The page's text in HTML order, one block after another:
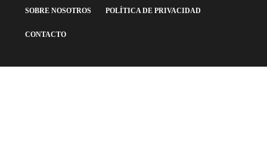
SOBRE NOSOTROS POLÍTICA DE PRIVACIDAD
CONTACTO